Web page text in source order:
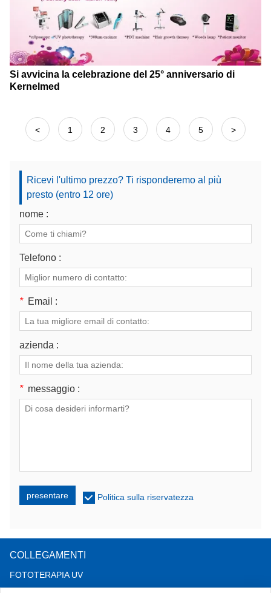
Si avvicina la celebrazione del 25° anniversario di
Kernelmed
< 1 2 3 4 5 >
Ricevi l'ultimo prezzo? Ti risponderemo al più
presto (entro 12 ore)
nome :
Telefono :
* Email :
azienda :
* messaggio :
presentare Politica sulla riservatezza
COLLEGAMENTI
FOTOTERAPIA UV